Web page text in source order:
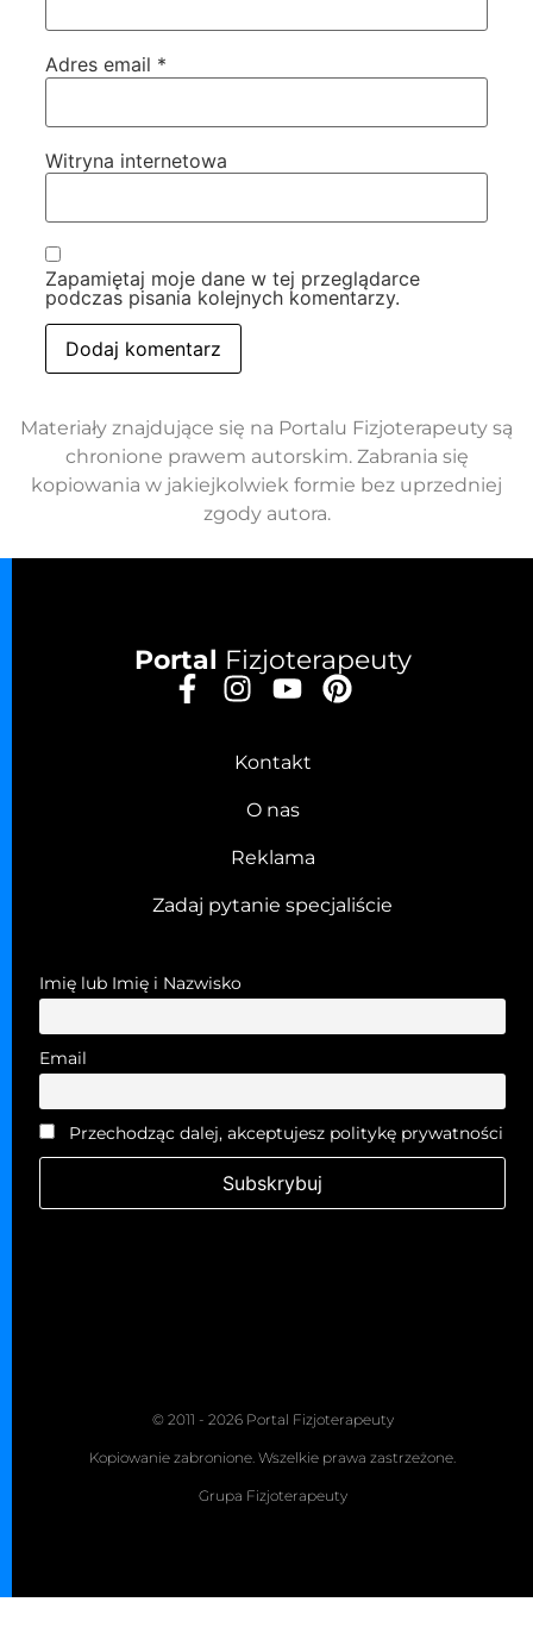
Adres email *
Witryna internetowa
Zapamiętaj moje dane w tej przeglądarce
podczas pisania kolejnych komentarzy.
Materiały znajdujące się na Portalu Fizjoterapeuty są
chronione prawem autorskim. Zabrania się
kopiowania w jakiejkolwiek formie bez uprzedniej
zgody autora.
Portal Fizjoterapeuty
Kontakt
O nas
Reklama
Zadaj pytanie specjaliście
Imię lub Imię i Nazwisko
Email
Przechodząc dalej, akceptujesz politykę prywatności
© 2011 - 2026 Portal Fizjoterapeuty
Kopiowanie zabronione. Wszelkie prawa zastrzeżone.
Grupa Fizjoterapeuty